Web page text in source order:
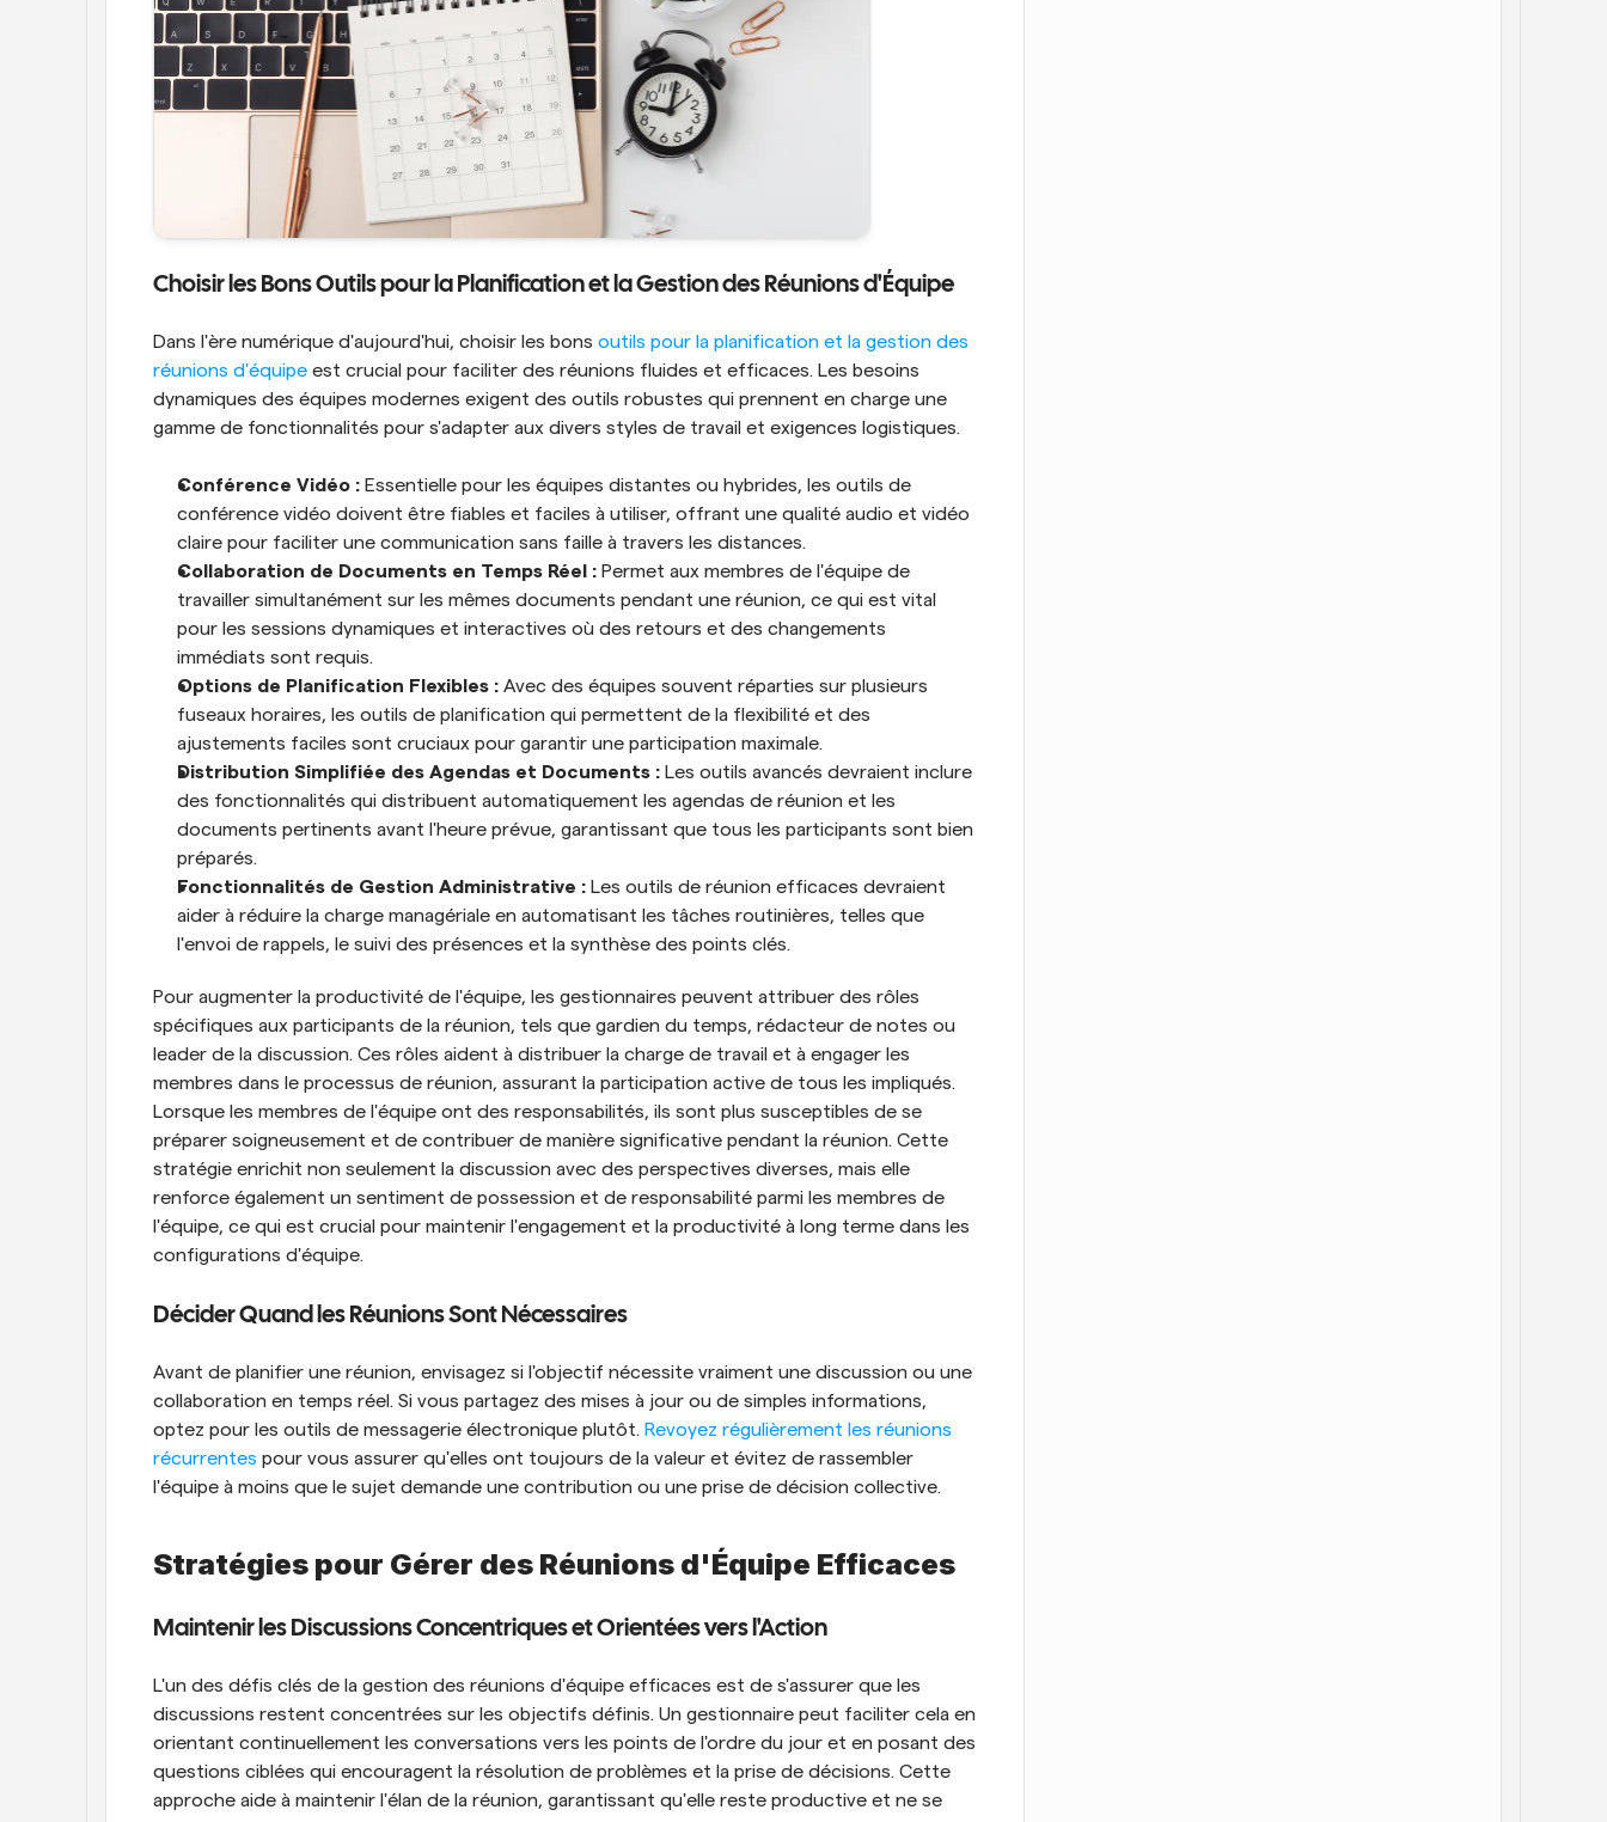
Choisir les Bons Outils pour la Planification et la Gestion des Réunions d'Équipe
Dans l'ère numérique d'aujourd'hui, choisir les bons outils pour la planification et la gestion des
réunions d'équipe est crucial pour faciliter des réunions fluides et efficaces. Les besoins
dynamiques des équipes modernes exigent des outils robustes qui prennent en charge une
gamme de fonctionnalités pour s'adapter aux divers styles de travail et exigences logistiques.
Conférence Vidéo : Essentielle pour les équipes distantes ou hybrides, les outils de
conférence vidéo doivent être fiables et faciles à utiliser, offrant une qualité audio et vidéo
claire pour faciliter une communication sans faille à travers les distances.
Collaboration de Documents en Temps Réel : Permet aux membres de l'équipe de
travailler simultanément sur les mêmes documents pendant une réunion, ce qui est vital
pour les sessions dynamiques et interactives où des retours et des changements
immédiats sont requis.
Options de Planification Flexibles : Avec des équipes souvent réparties sur plusieurs
fuseaux horaires, les outils de planification qui permettent de la flexibilité et des
ajustements faciles sont cruciaux pour garantir une participation maximale.
Distribution Simplifiée des Agendas et Documents : Les outils avancés devraient inclure
des fonctionnalités qui distribuent automatiquement les agendas de réunion et les
documents pertinents avant l'heure prévue, garantissant que tous les participants sont bien
préparés.
Fonctionnalités de Gestion Administrative : Les outils de réunion efficaces devraient
aider à réduire la charge managériale en automatisant les tâches routinières, telles que
l'envoi de rappels, le suivi des présences et la synthèse des points clés.
Pour augmenter la productivité de l'équipe, les gestionnaires peuvent attribuer des rôles
spécifiques aux participants de la réunion, tels que gardien du temps, rédacteur de notes ou
leader de la discussion. Ces rôles aident à distribuer la charge de travail et à engager les
membres dans le processus de réunion, assurant la participation active de tous les impliqués.
Lorsque les membres de l'équipe ont des responsabilités, ils sont plus susceptibles de se
préparer soigneusement et de contribuer de manière significative pendant la réunion. Cette
stratégie enrichit non seulement la discussion avec des perspectives diverses, mais elle
renforce également un sentiment de possession et de responsabilité parmi les membres de
l'équipe, ce qui est crucial pour maintenir l'engagement et la productivité à long terme dans les
configurations d'équipe.
Décider Quand les Réunions Sont Nécessaires
Avant de planifier une réunion, envisagez si l'objectif nécessite vraiment une discussion ou une
collaboration en temps réel. Si vous partagez des mises à jour ou de simples informations,
optez pour les outils de messagerie électronique plutôt. Revoyez régulièrement les réunions
récurrentes pour vous assurer qu'elles ont toujours de la valeur et évitez de rassembler
l'équipe à moins que le sujet demande une contribution ou une prise de décision collective.
Stratégies pour Gérer des Réunions d'Équipe Efficaces
Maintenir les Discussions Concentriques et Orientées vers l'Action
L'un des défis clés de la gestion des réunions d'équipe efficaces est de s'assurer que les
discussions restent concentrées sur les objectifs définis. Un gestionnaire peut faciliter cela en
orientant continuellement les conversations vers les points de l'ordre du jour et en posant des
questions ciblées qui encouragent la résolution de problèmes et la prise de décisions. Cette
approche aide à maintenir l'élan de la réunion, garantissant qu'elle reste productive et ne se